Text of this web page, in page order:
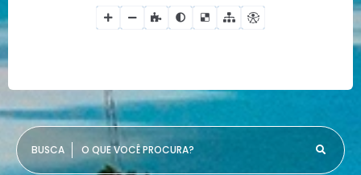
O QUE VOCÊ PROCURA?